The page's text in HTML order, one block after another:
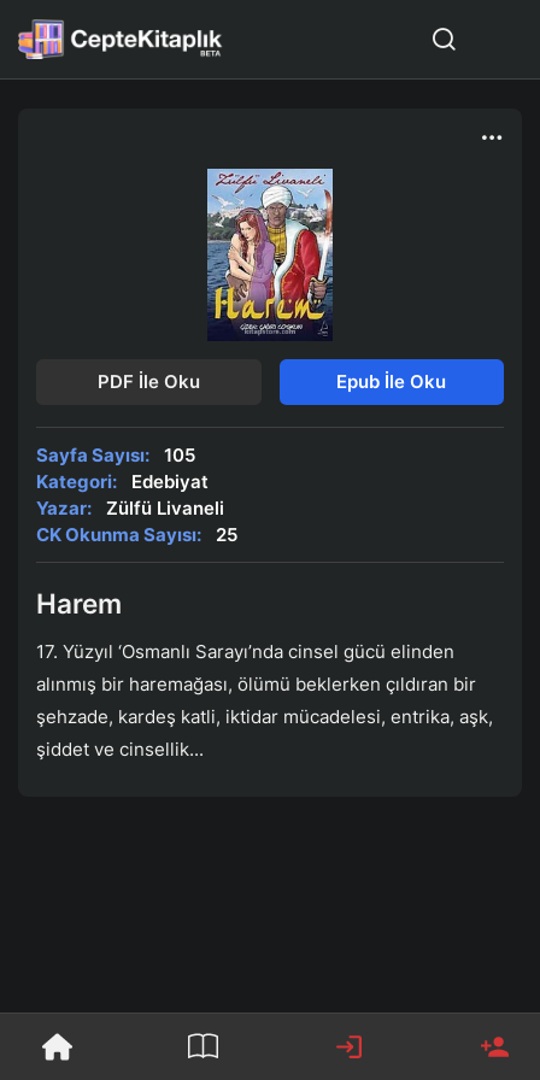
PDF İle Oku Epub İle Oku
Sayfa Sayısı:
105
Kategori:
Edebiyat
Yazar:
Zülfü Livaneli
CK Okunma Sayısı:
25
Harem
17. Yüzyıl ‘Osmanlı Sarayı’nda cinsel gücü elinden
alınmış bir haremağası, ölümü beklerken çıldıran bir
şehzade, kardeş katli, iktidar mücadelesi, entrika, aşk,
şiddet ve cinsellik...